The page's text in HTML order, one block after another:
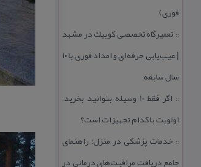
فوری)
:: تعمیرگاه تخصصی كوییك در مشهد
| عیب‌یابی حرفه‌ای و امداد فوری با ۱۰
سال سابقه
::
اگر فقط 10 وسیله بتوانید بخرید،
اولویت با كدام تجهیزات است؟
:: خدمات پزشكی در منزل؛ راهنمای
جامع دریافت مراقبت‌های درمانی در